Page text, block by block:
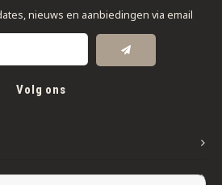
nieuws en aanbiedingen via email
Volg ons